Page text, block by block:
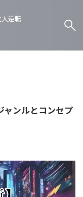
逆転
ャンルとコンセプ